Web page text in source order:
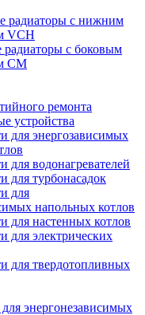
радиаторы c нижним
VCH
радиаторы с боковым
CM
ремонта
устройства
для энергозависимых
для водонагревателей
для турбонасадок
для
напольных котлов
для настенных котлов
для электрических
для твердотопливных
энергонезависимых